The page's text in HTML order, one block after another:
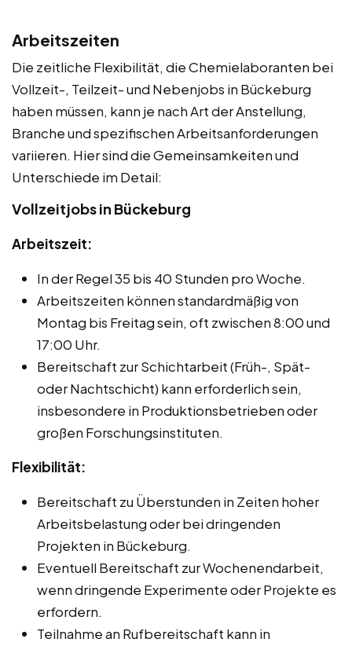
Arbeitszeiten
Die zeitliche Flexibilität, die Chemielaboranten bei
Vollzeit-, Teilzeit- und Nebenjobs in Bückeburg
haben müssen, kann je nach Art der Anstellung,
Branche und spezifischen Arbeitsanforderungen
variieren. Hier sind die Gemeinsamkeiten und
Unterschiede im Detail:
Vollzeitjobs in Bückeburg
Arbeitszeit:
In der Regel 35 bis 40 Stunden pro Woche.
Arbeitszeiten können standardmäßig von
Montag bis Freitag sein, oft zwischen 8:00 und
17:00 Uhr.
Bereitschaft zur Schichtarbeit (Früh-, Spät-
oder Nachtschicht) kann erforderlich sein,
insbesondere in Produktionsbetrieben oder
großen Forschungsinstituten.
Flexibilität:
Bereitschaft zu Überstunden in Zeiten hoher
Arbeitsbelastung oder bei dringenden
Projekten in Bückeburg.
Eventuell Bereitschaft zur Wochenendarbeit,
wenn dringende Experimente oder Projekte es
erfordern.
Teilnahme an Rufbereitschaft kann in